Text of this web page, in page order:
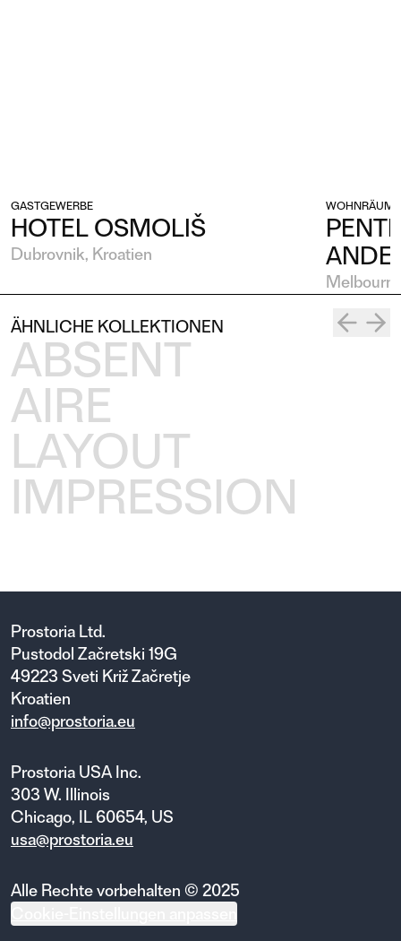
GASTGEWERBE
HOTEL OSMOLIŠ
Dubrovnik, Kroatien
WOHNRÄUME
ÄHNLICHE KOLLEKTIONEN
ABSENT
AIRE
LAYOUT
IMPRESSION
Prostoria Ltd.
Pustodol Začretski 19G
49223 Sveti Križ Začretje
Kroatien
info@prostoria.eu
Prostoria USA Inc.
303 W. Illinois
Chicago, IL 60654, US
usa@prostoria.eu
Alle Rechte vorbehalten © 2025